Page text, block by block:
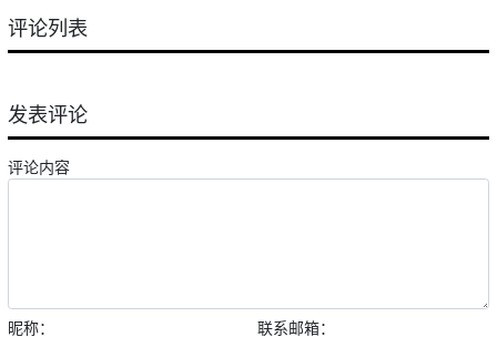
评论列表
发表评论
评论内容
昵称： 联系邮箱：